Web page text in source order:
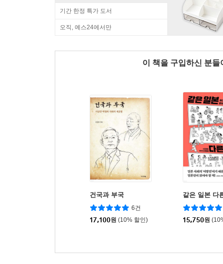
기간 한정 특가 도서
오직, 예스24에서만
이 책을 구입하신 분
건국과 부국
6건
17,100원 (10% 할인)
같은 일본 다
15,750원